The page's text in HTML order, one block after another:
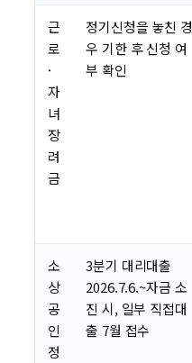
근
로
·
자
녀
장
려
금
정기신청을 놓친 경
우 기한 후 신청 여
부 확인
소
상
공
인
정
3분기 대리대출
2026.7.6.~자금 소
진 시, 일부 직접대
출 7월 접수